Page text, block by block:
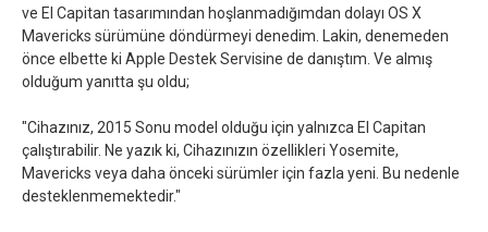
ve El Capitan tasarımından hoşlanmadığımdan dolayı OS X
Mavericks sürümüne döndürmeyi denedim. Lakin, denemeden
önce elbette ki Apple Destek Servisine de danıştım. Ve almış
olduğum yanıtta şu oldu;
"Cihazınız, 2015 Sonu model olduğu için yalnızca El Capitan
çalıştırabilir. Ne yazık ki, Cihazınızın özellikleri Yosemite,
Mavericks veya daha önceki sürümler için fazla yeni. Bu nedenle
desteklenmemektedir."